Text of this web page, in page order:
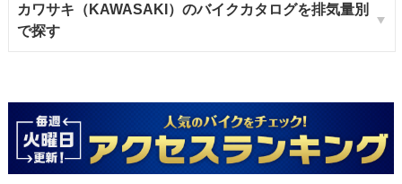
カワサキ（KAWASAKI）のバイクカタログを排気量別
で探す